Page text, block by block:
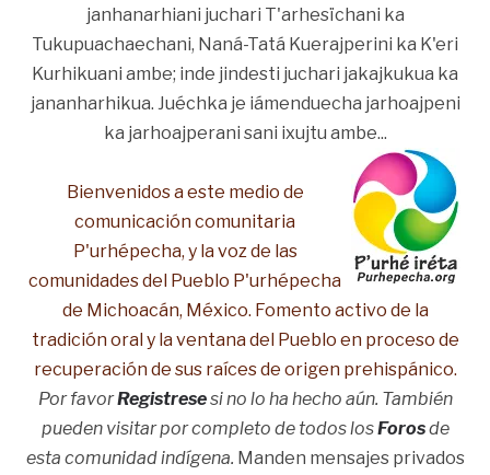
janhanarhiani juchari T'arhesïchani ka
Tukupuachaechani, Naná-Tatá Kuerajperini ka K'eri
Kurhikuani ambe; inde jindesti juchari jakajkukua ka
jananharhikua. Juéchka je iámenduecha jarhoajpeni
ka jarhoajperani sani ixujtu ambe...
Bienvenidos a este medio de
comunicación comunitaria
P'urhépecha, y la voz de las
comunidades del Pueblo P'urhépecha
de Michoacán, México. Fomento activo de la
tradición oral y la ventana del Pueblo en proceso de
recuperación de sus raíces de origen prehispánico.
Por favorRegistresesi no lo ha hecho aún. También
pueden visitar por completo de todos losForosde
esta comunidad indígena. Manden mensajes privados